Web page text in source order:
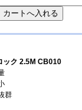
ク 2.5M CB010
群